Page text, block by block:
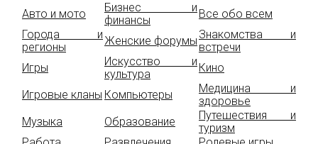
Авто и мото
Бизнес и
финансы
Все обо всем
Города и
регионы
Женские форумы Знакомства и
встречи
Игры
Искусство и
культура
Кино
Игровые кланы Компьютеры
Медицина и
здоровье
Музыка
Образование
Путешествия и
туризм